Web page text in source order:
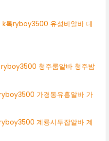
톡ryboy3500 유성바알바 대
청주룸알바 청주밤
가경동유흥알바 가
계룡시투잡알바 계